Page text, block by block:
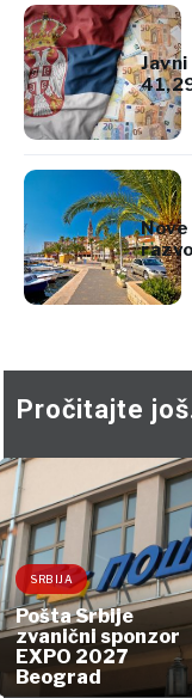
Pročitajte
SRBIJA
Pošta Srbije
zvanični sponzor
EXPO 2027
Beograd